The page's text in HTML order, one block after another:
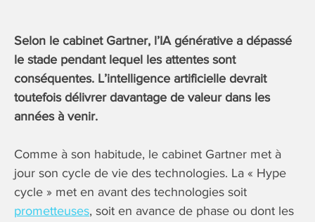
Selon le cabinet Gartner, l’IA générative a dépassé
le stade pendant lequel les attentes sont
conséquentes. L’intelligence artificielle devrait
toutefois délivrer davantage de valeur dans les
années à venir.
Comme à son habitude, le cabinet Gartner met à
jour son cycle de vie des technologies. La « Hype
cycle » met en avant des technologies soit
prometteuses, soit en avance de phase ou dont les